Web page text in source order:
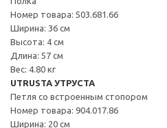
Номер товара: 503.681.66
Ширина: 36 см
Высота: 4 см
Длина: 57 см
Вес: 4.80 кг
UTRUSTA УТРУСТА
Петля со встроенным стопором
Номер товара: 904.017.86
Ширина: 20 см